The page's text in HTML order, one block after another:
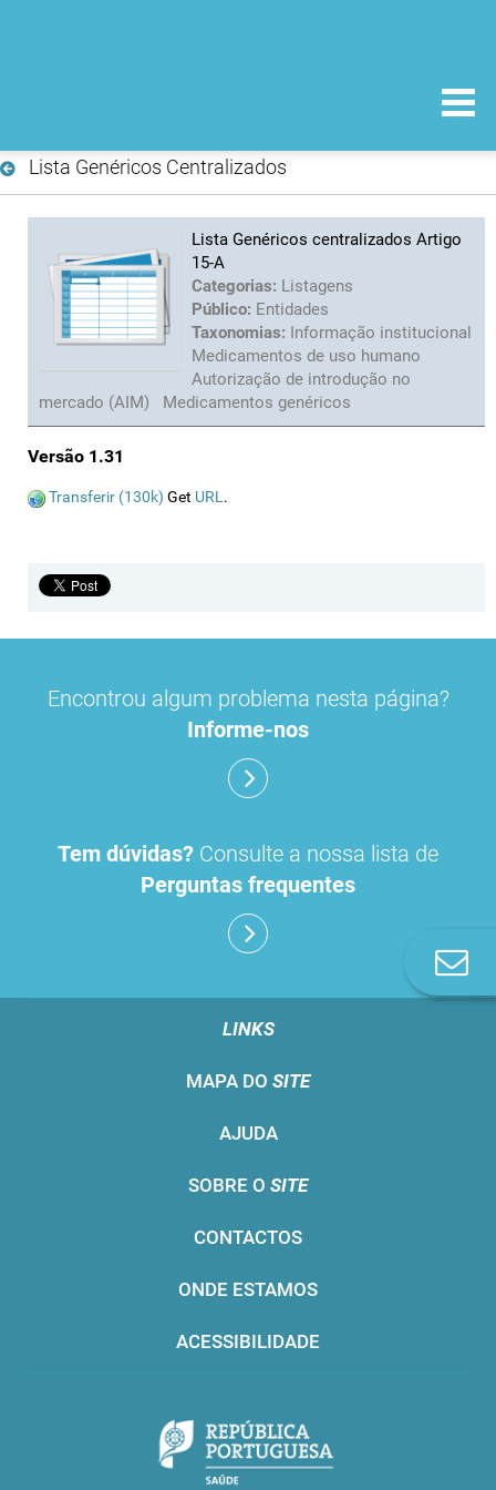
Lista Genéricos Centralizados
Lista Genéricos centralizados Artigo
15-A
Categorias: Listagens
Público: Entidades
Taxonomias: Informação institucional
Medicamentos de uso humano
Autorização de introdução no
mercado (AIM)
Medicamentos genéricos
Versão 1.31
Transferir (130k) Get URL.
Encontrou algum problema nesta página?
Informe-nos
Tem dúvidas? Consulte a nossa lista de
Perguntas frequentes
LINKS
MAPA DO SITE
AJUDA
SOBRE O SITE
CONTACTOS
ONDE ESTAMOS
ACESSIBILIDADE